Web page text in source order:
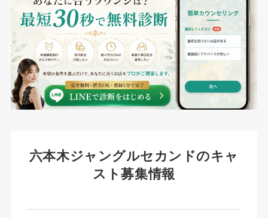
六本木ジャングルセカンドのキャ
スト募集情報